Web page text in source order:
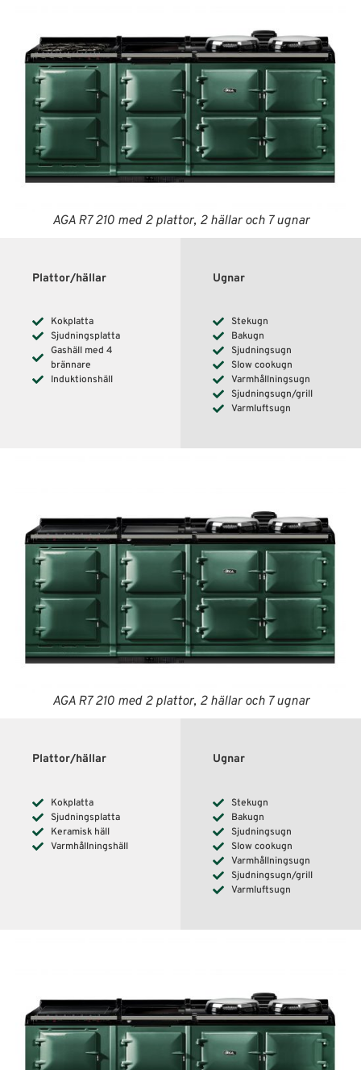
AGA R7 210 med 2 plattor, 2 hällar och 7 ugnar
Plattor/hällar
Kokplatta
Sjudningsplatta
Gashäll med 4
brännare
Induktionshäll
Ugnar
Stekugn
Bakugn
Sjudningsugn
Slow cookugn
Varmhållningsugn
Sjudningsugn/grill
Varmluftsugn
AGA R7 210 med 2 plattor, 2 hällar och 7 ugnar
Plattor/hällar
Kokplatta
Sjudningsplatta
Keramisk häll
Varmhållningshäll
Ugnar
Stekugn
Bakugn
Sjudningsugn
Slow cookugn
Varmhållningsugn
Sjudningsugn/grill
Varmluftsugn